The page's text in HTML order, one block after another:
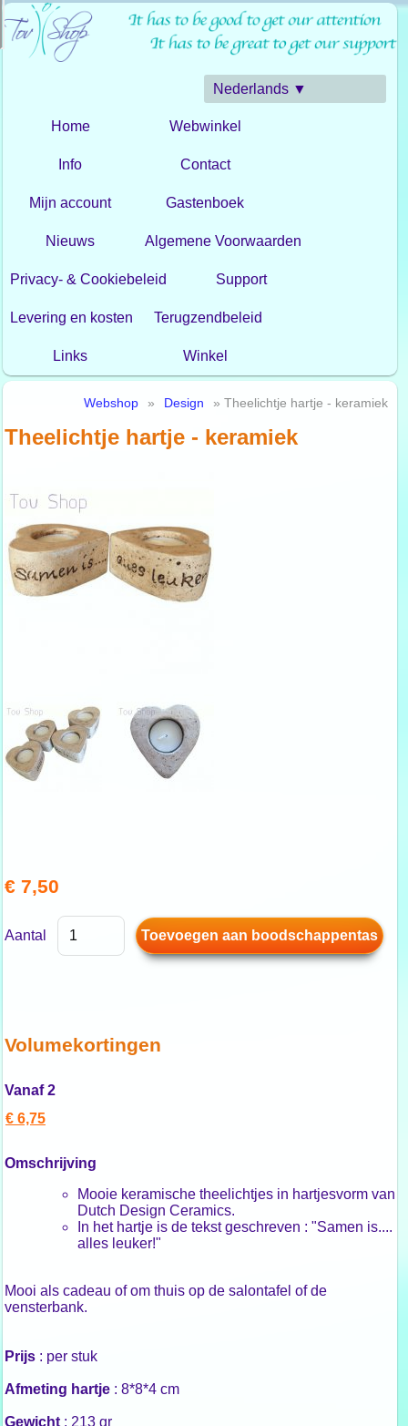
Nederlands ▼
Home Webwinkel
Info Contact
Mijn account Gastenboek
Nieuws Algemene Voorwaarden
Privacy- & Cookiebeleid Support
Levering en kosten Terugzendbeleid
Links Winkel
Webshop » Design » Theelichtje hartje - keramiek
Theelichtje hartje - keramiek
€ 7,50
Aantal
Volumekortingen
Vanaf 2
€ 6,75
Omschrijving
Mooie keramische theelichtjes in hartjesvorm van
Dutch Design Ceramics.
In het hartje is de tekst geschreven : "Samen is....
alles leuker!"
Mooi als cadeau of om thuis op de salontafel of de
vensterbank.
Prijs : per stuk
Afmeting hartje : 8*8*4 cm
Gewicht : 213 gr